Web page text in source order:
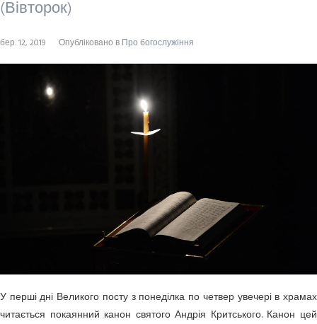
(Вівторок)
бер. 12, 2019 Опубліковано в Про богослужіння
У перші дні Великого посту з понеділка по четвер увечері в храмах
читається покаянний канон святого Андрія Критського. Канон цей